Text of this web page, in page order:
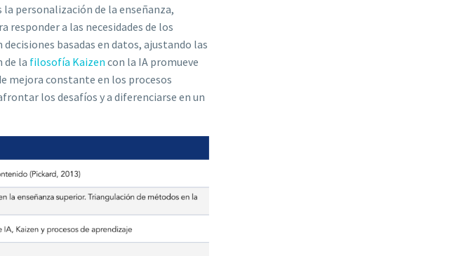
personalización de la enseñanza,
a las necesidades de los
basadas en datos, ajustando las
de la filosofía Kaizen con la IA promueve
mejora constante en los procesos
los desafíos y a diferenciarse en un